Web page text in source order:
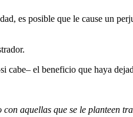
es posible que le cause un
cabe– el beneficio que haya
aquellas que se le planteen